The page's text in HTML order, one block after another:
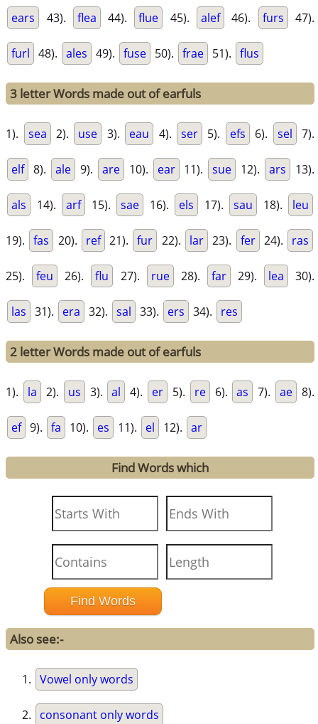
ears 43). flea 44). flue 45). alef 46). furs 47).
furl 48). ales 49). fuse 50). frae 51). flus
3 letter Words made out of earfuls
1). sea 2). use 3). eau 4). ser 5). efs 6). sel 7).
elf 8). ale 9). are 10). ear 11). sue 12). ars 13).
als 14). arf 15). sae 16). els 17). sau 18). leu
19). fas 20). ref 21). fur 22). lar 23). fer 24). ras
25). feu 26). flu 27). rue 28). far 29). lea 30).
las 31). era 32). sal 33). ers 34). res
2 letter Words made out of earfuls
1). la 2). us 3). al 4). er 5). re 6). as 7). ae 8).
ef 9). fa 10). es 11). el 12). ar
Find Words which
Also see:-
Vowel only words
consonant only words